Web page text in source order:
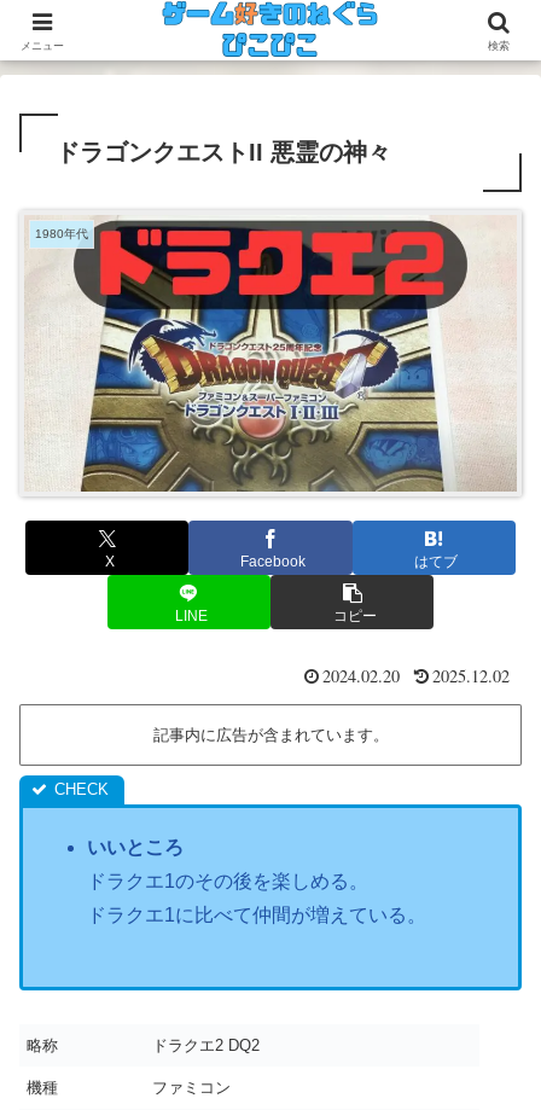
今のゲームも昔のゲームも面白い！
ドラゴンクエストII 悪霊の神々
1980年代
X Facebook はてブ
LINE コピー
2024.02.20 2025.12.02
記事内に広告が含まれています。
いいところ
ドラクエ1のその後を楽しめる。
ドラクエ1に比べて仲間が増えている。
略称 ドラクエ2 DQ2
機種 ファミコン
メニュー 検索